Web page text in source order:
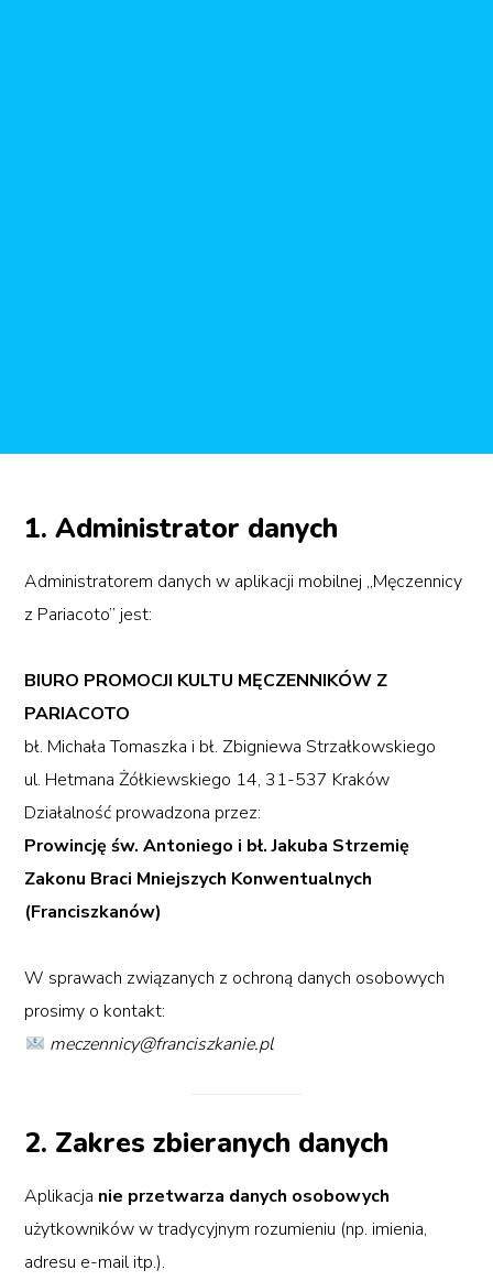
1. Administrator danych
Administratorem danych w aplikacji mobilnej „Męczennicy
z Pariacoto” jest:
BIURO PROMOCJI KULTU MĘCZENNIKÓW Z
PARIACOTO
bł. Michała Tomaszka i bł. Zbigniewa Strzałkowskiego
ul. Hetmana Żółkiewskiego 14, 31-537 Kraków
Działalność prowadzona przez:
Prowincję św. Antoniego i bł. Jakuba Strzemię
Zakonu Braci Mniejszych Konwentualnych
(Franciszkanów)
W sprawach związanych z ochroną danych osobowych
prosimy o kontakt:
meczennicy@franciszkanie.pl
2. Zakres zbieranych danych
Aplikacja nie przetwarza danych osobowych
użytkowników w tradycyjnym rozumieniu (np. imienia,
adresu e-mail itp.).